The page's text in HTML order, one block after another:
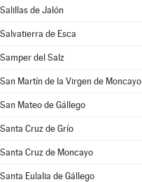
Salillas de Jalón
Salvatierra de Esca
Samper del Salz
San Martín de la Virgen de Moncayo
San Mateo de Gállego
Santa Cruz de Grío
Santa Cruz de Moncayo
Santa Eulalia de Gállego